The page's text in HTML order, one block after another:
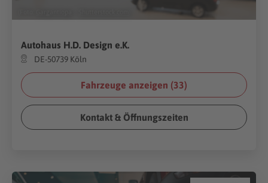
Autohaus H.D. Design e.K.
DE-50739 Köln
Fahrzeuge anzeigen (33)
Kontakt & Öffnungszeiten